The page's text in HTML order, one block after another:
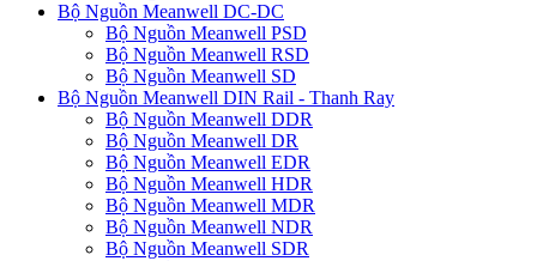
Bộ Nguồn Meanwell DC-DC
Bộ Nguồn Meanwell PSD
Bộ Nguồn Meanwell RSD
Bộ Nguồn Meanwell SD
Bộ Nguồn Meanwell DIN Rail - Thanh Ray
Bộ Nguồn Meanwell DDR
Bộ Nguồn Meanwell DR
Bộ Nguồn Meanwell EDR
Bộ Nguồn Meanwell HDR
Bộ Nguồn Meanwell MDR
Bộ Nguồn Meanwell NDR
Bộ Nguồn Meanwell SDR